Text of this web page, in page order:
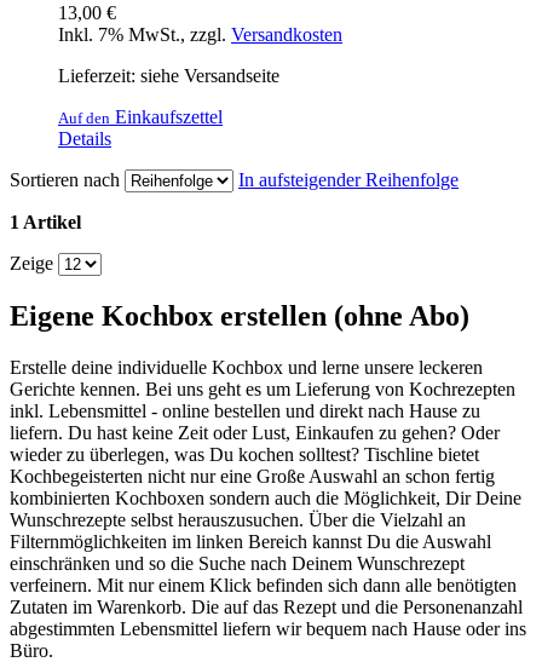
13,00 €
Inkl. 7% MwSt., zzgl. Versandkosten
Lieferzeit: siehe Versandseite
Auf den Einkaufszettel
Details
Sortieren nach
In aufsteigender Reihenfolge
1 Artikel
Zeige
Eigene Kochbox erstellen (ohne Abo)
Erstelle deine individuelle Kochbox und lerne unsere leckeren
Gerichte kennen. Bei uns geht es um Lieferung von Kochrezepten
inkl. Lebensmittel - online bestellen und direkt nach Hause zu
liefern. Du hast keine Zeit oder Lust, Einkaufen zu gehen? Oder
wieder zu überlegen, was Du kochen solltest? Tischline bietet
Kochbegeisterten nicht nur eine Große Auswahl an schon fertig
kombinierten Kochboxen sondern auch die Möglichkeit, Dir Deine
Wunschrezepte selbst herauszusuchen. Über die Vielzahl an
Filternmöglichkeiten im linken Bereich kannst Du die Auswahl
einschränken und so die Suche nach Deinem Wunschrezept
verfeinern. Mit nur einem Klick befinden sich dann alle benötigten
Zutaten im Warenkorb. Die auf das Rezept und die Personenanzahl
abgestimmten Lebensmittel liefern wir bequem nach Hause oder ins
Büro.